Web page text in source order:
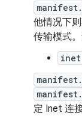
他情况下
传输模式
inet
定 Inet 连